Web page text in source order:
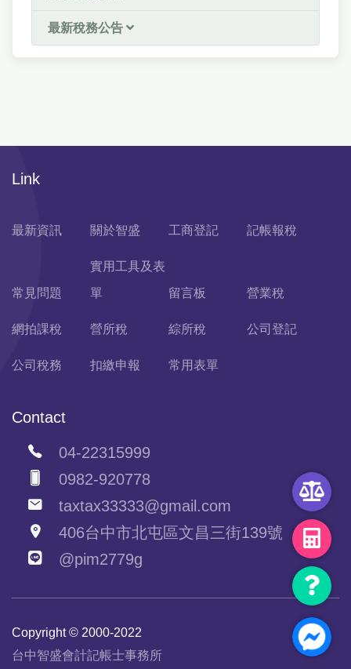
最新稅務公告
Link
最新資訊 關於智盛 工商登記 記帳報稅
常見問題
實用工具及表
單
留言板 營業稅
網拍課稅 營所稅 綜所稅 公司登記
公司稅務 扣繳申報 常用表單
Contact
04-22315999
0982-920778
taxtax33333@gmail.com
406台中市北屯區文昌三街139號
@pim2779g
Copyright © 2000-2022
台中智盛會計記帳士事務所